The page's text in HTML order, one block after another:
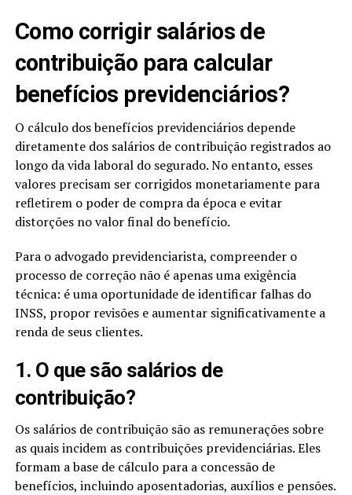
Como corrigir salários de
contribuição para calcular
benefícios previdenciários?
O cálculo dos benefícios previdenciários depende
diretamente dos salários de contribuição registrados ao
longo da vida laboral do segurado. No entanto, esses
valores precisam ser corrigidos monetariamente para
refletirem o poder de compra da época e evitar
distorções no valor final do benefício.
Para o advogado previdenciarista, compreender o
processo de correção não é apenas uma exigência
técnica: é uma oportunidade de identificar falhas do
INSS, propor revisões e aumentar significativamente a
renda de seus clientes.
1. O que são salários de
contribuição?
Os salários de contribuição são as remunerações sobre
as quais incidem as contribuições previdenciárias. Eles
formam a base de cálculo para a concessão de
benefícios, incluindo aposentadorias, auxílios e pensões.